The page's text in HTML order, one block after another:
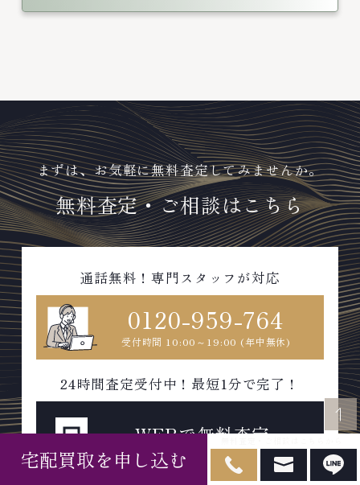
まずは、お気軽に無料査定してみませんか。
無料査定・ご相談はこちら
通話無料！専門スタッフが対応
0120-959-764
受付時間 10:00～19:00 (年中無休)
24時間査定受付中！最短1分で完了！
WEBで無料査定
宅配買取を申し込む